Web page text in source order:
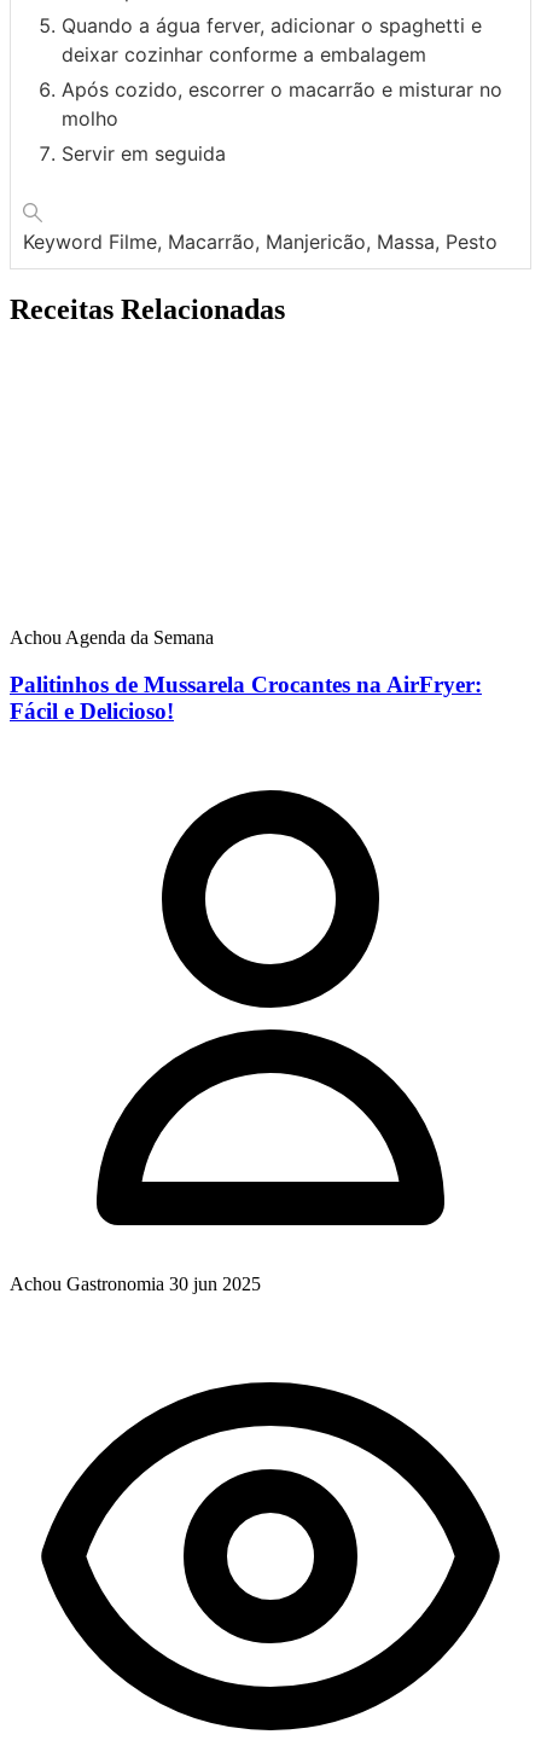
Quando a água ferver, adicionar o spaghetti e
deixar cozinhar conforme a embalagem
Após cozido, escorrer o macarrão e misturar no
molho
Servir em seguida
Keyword Filme, Macarrão, Manjericão, Massa, Pesto
Receitas Relacionadas
Achou Agenda da Semana
Palitinhos de Mussarela Crocantes na AirFryer:
Fácil e Delicioso!
Achou Gastronomia 30 jun 2025